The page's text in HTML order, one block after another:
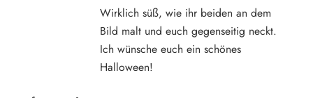
Wirklich süß, wie ihr beiden an dem
Bild malt und euch gegenseitig neckt.
Ich wünsche euch ein schönes
Halloween!